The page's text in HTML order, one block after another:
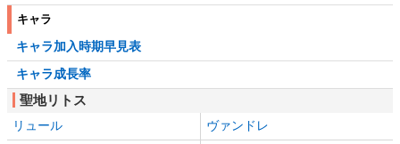
キャラ
キャラ加入時期早見表
キャラ成長率
聖地リトス
リュール
ヴァンドレ